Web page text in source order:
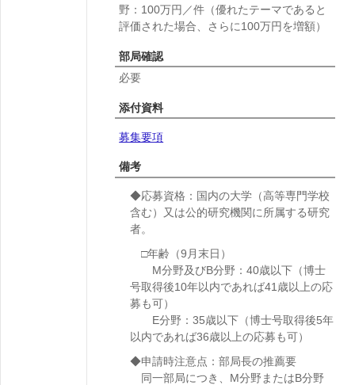
野：100万円／件（優れたテーマであると
評価された場合、さらに100万円を増額）
部局確認
必要
添付資料
募集要項
備考
◆応募資格：国内の大学（高等専門学校
含む）又は公的研究機関に所属する研究
者。
□年齢（9月末日）
M分野及びB分野：40歳以下（博士
号取得後10年以内であれば41歳以上の応
募も可）
E分野：35歳以下（博士号取得後5年
以内であれば36歳以上の応募も可）
◆申請時注意点：部局長の推薦要
同一部局につき、M分野またはB分野